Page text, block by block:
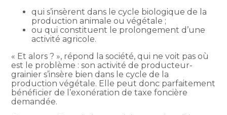
qui s’insèrent dans le cycle biologique de la
production animale ou végétale ;
ou qui constituent le prolongement d’une
activité agricole.
« Et alors ? », répond la société, qui ne voit pas où
est le problème : son activité de producteur-
grainier s’insère bien dans le cycle de la
production végétale. Elle peut donc parfaitement
bénéficier de l’exonération de taxe foncière
demandée.